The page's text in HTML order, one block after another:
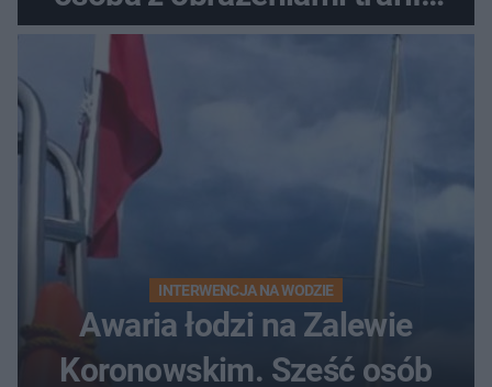
do szpitala
INTERWENCJA NA WODZIE
Awaria łodzi na Zalewie
Koronowskim. Sześć osób